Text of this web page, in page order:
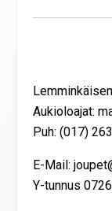
Aukioloajat:
Puh: (017)
E-Mail:
Y-tunnus